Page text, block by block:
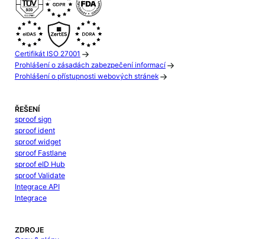
Certifikát ISO 27001
Prohlášení o zásadách zabezpečení informací
Prohlášení o přístupnosti webových stránek
ŘEŠENÍ
sproof sign
sproof ident
sproof widget
sproof Fastlane
sproof eID Hub
sproof Validate
Integrace API
Integrace
ZDROJE